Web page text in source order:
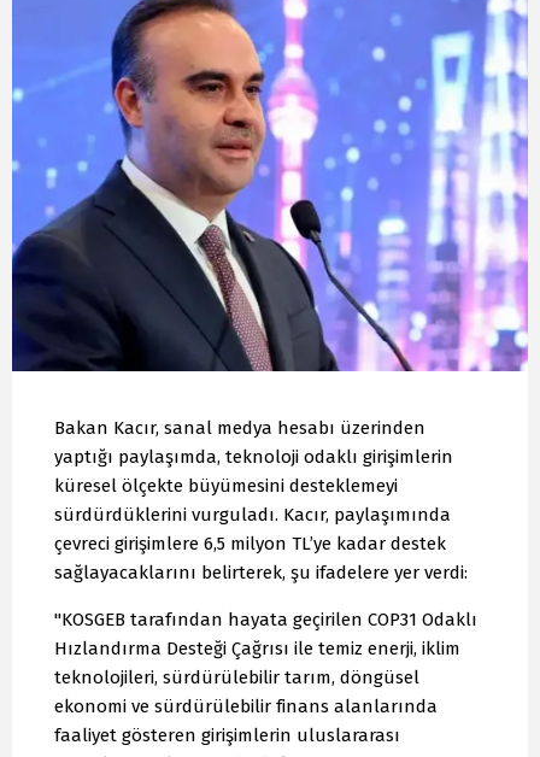
Bakan Kacır, sanal medya hesabı üzerinden
yaptığı paylaşımda, teknoloji odaklı girişimlerin
küresel ölçekte büyümesini desteklemeyi
sürdürdüklerini vurguladı. Kacır, paylaşımında
çevreci girişimlere 6,5 milyon TL’ye kadar destek
sağlayacaklarını belirterek, şu ifadelere yer verdi:
"KOSGEB tarafından hayata geçirilen COP31 Odaklı
Hızlandırma Desteği Çağrısı ile temiz enerji, iklim
teknolojileri, sürdürülebilir tarım, döngüsel
ekonomi ve sürdürülebilir finans alanlarında
faaliyet gösteren girişimlerin uluslararası